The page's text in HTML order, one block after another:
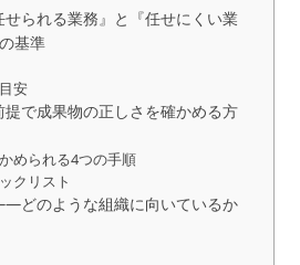
られる業務』と『任せにくい業
基準
安
提で成果物の正しさを確かめる方
められる4つの手順
クリスト
どのような組織に向いているか